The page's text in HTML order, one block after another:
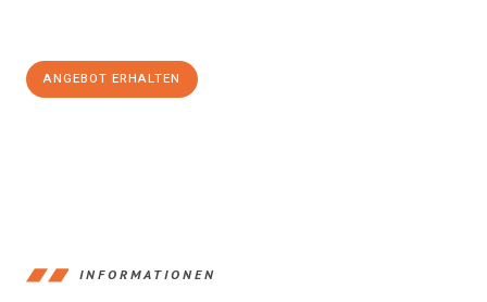
ANGEBOT ERHALTEN
INFORMATIONEN